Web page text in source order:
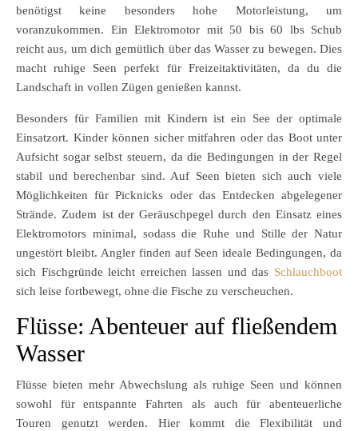
benötigst keine besonders hohe Motorleistung, um
voranzukommen. Ein Elektromotor mit 50 bis 60 lbs Schub
reicht aus, um dich gemütlich über das Wasser zu bewegen. Dies
macht ruhige Seen perfekt für Freizeitaktivitäten, da du die
Landschaft in vollen Zügen genießen kannst.
Besonders für Familien mit Kindern ist ein See der optimale
Einsatzort. Kinder können sicher mitfahren oder das Boot unter
Aufsicht sogar selbst steuern, da die Bedingungen in der Regel
stabil und berechenbar sind. Auf Seen bieten sich auch viele
Möglichkeiten für Picknicks oder das Entdecken abgelegener
Strände. Zudem ist der Geräuschpegel durch den Einsatz eines
Elektromotors minimal, sodass die Ruhe und Stille der Natur
ungestört bleibt. Angler finden auf Seen ideale Bedingungen, da
sich Fischgründe leicht erreichen lassen und das Schlauchboot
sich leise fortbewegt, ohne die Fische zu verscheuchen.
Flüsse: Abenteuer auf fließendem
Wasser
Flüsse bieten mehr Abwechslung als ruhige Seen und können
sowohl für entspannte Fahrten als auch für abenteuerliche
Touren genutzt werden. Hier kommt die Flexibilität und